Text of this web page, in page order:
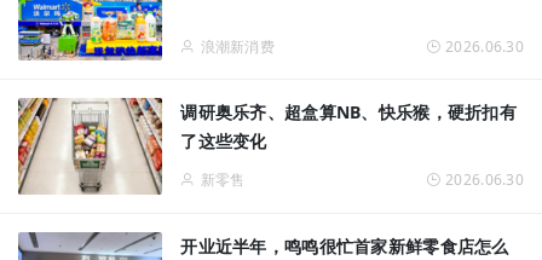
浪潮新消费 2026.06.30
调研奥乐齐、超盒算NB、快乐猴，硬折扣有
了这些变化
新零售 2026.06.30
开业近半年，鸣鸣很忙首家新鲜零食店怎么